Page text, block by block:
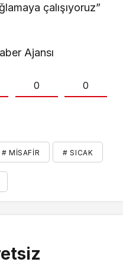
çalışıyoruz”
Ajansı
0 0
# MISAFIR # SICAK